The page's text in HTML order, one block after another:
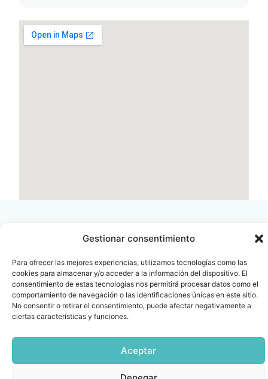
Gestionar consentimiento
Para ofrecer las mejores experiencias, utilizamos tecnologías como las
cookies para almacenar y/o acceder a la información del dispositivo. El
consentimiento de estas tecnologías nos permitirá procesar datos como el
comportamiento de navegación o las identificaciones únicas en este sitio.
No consentir o retirar el consentimiento, puede afectar negativamente a
ciertas características y funciones.
Aceptar
Contacto
info@fenin.es
C/ Villanueva, 20 - 1-
28001
Oficina Barcelona
Travesera de Gracia, 56 -
1º, 3ª 08006
932 014 655
de
privacidad
denuncias)